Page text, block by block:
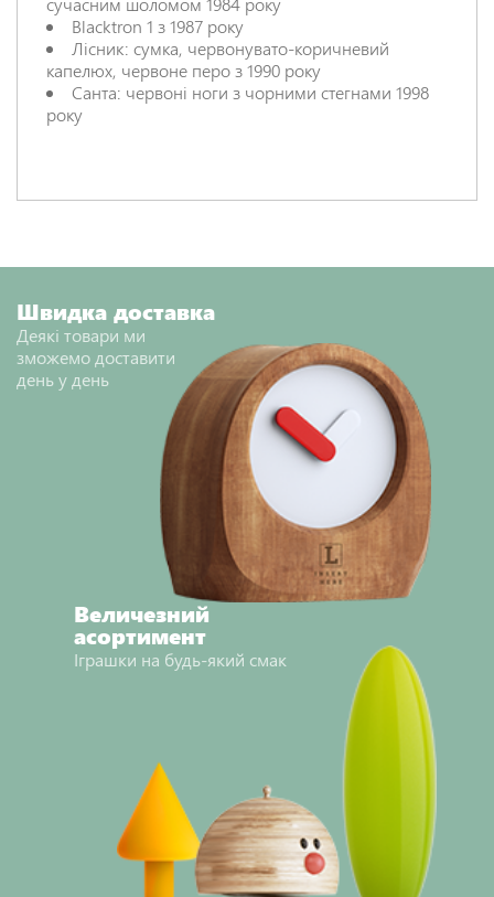
Blacktron 1 з 1987 року
Лісник: сумка, червонувато-коричневий
капелюх, червоне перо з 1990 року
Санта: червоні ноги з чорними стегнами 1998
року
Швидка доставка
Деякі товари ми
зможемо доставити
день у день
Величезний
асортимент
Іграшки на будь-який смак